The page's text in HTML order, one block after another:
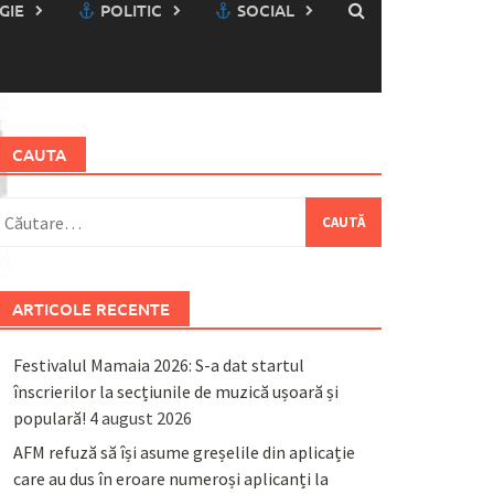
POLITIC SOCIAL
CAUTA
ARTICOLE RECENTE
Festivalul Mamaia 2026: S-a dat startul
înscrierilor la secțiunile de muzică ușoară și
populară! 4 august 2026
AFM refuză să își asume greșelile din aplicație
care au dus în eroare numeroși aplicanți la